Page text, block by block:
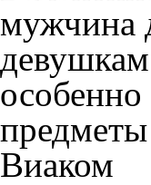
мужчина
предметы
Виаком